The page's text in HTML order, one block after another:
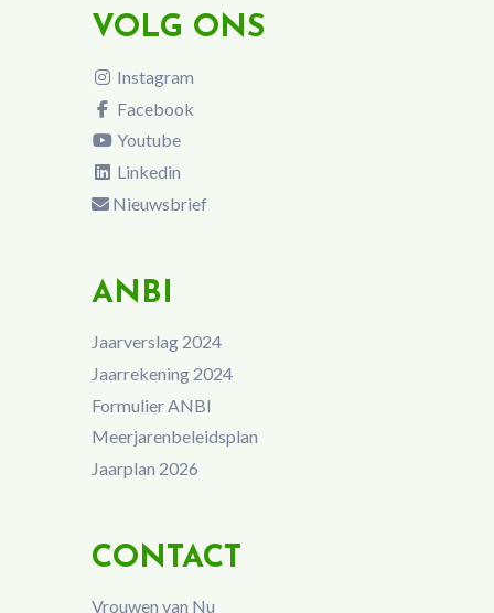
VOLG ONS
Instagram
Facebook
Youtube
Linkedin
Nieuwsbrief
ANBI
Jaarverslag 2024
Jaarrekening 2024
Formulier ANBI
Meerjarenbeleidsplan
Jaarplan 2026
CONTACT
Vrouwen van Nu